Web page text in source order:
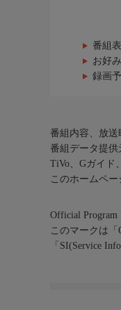
番組
お好
録画
番組内容、放送
番組データ提供
TiVo、Gガイド
このホームペ
Official Program
このマークは
「SI(Service